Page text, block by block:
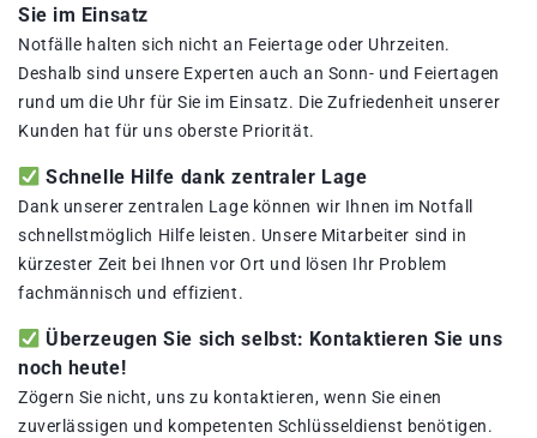
Sie im Einsatz
Notfälle halten sich nicht an Feiertage oder Uhrzeiten.
Deshalb sind unsere Experten auch an Sonn- und Feiertagen
rund um die Uhr für Sie im Einsatz. Die Zufriedenheit unserer
Kunden hat für uns oberste Priorität.
Schnelle Hilfe dank zentraler Lage
Dank unserer zentralen Lage können wir Ihnen im Notfall
schnellstmöglich Hilfe leisten. Unsere Mitarbeiter sind in
kürzester Zeit bei Ihnen vor Ort und lösen Ihr Problem
fachmännisch und effizient.
Überzeugen Sie sich selbst: Kontaktieren Sie uns
noch heute!
Zögern Sie nicht, uns zu kontaktieren, wenn Sie einen
zuverlässigen und kompetenten Schlüsseldienst benötigen.